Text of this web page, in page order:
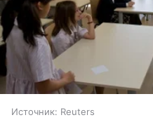
Источник: Reuters